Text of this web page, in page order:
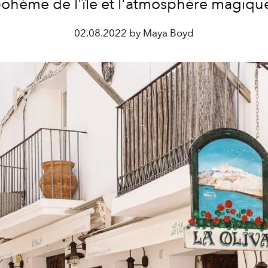
de l'île et l'atmosphère
02.08.2022 by Maya Boyd